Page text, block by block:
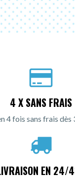
4 X SANS FRAIS
4 fois sans frais
EN 24/